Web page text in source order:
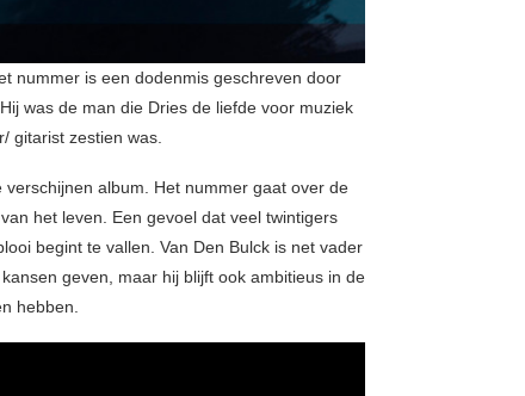
nummer is een dodenmis geschreven door
was de man die Dries de liefde voor muziek
gitarist zestien was.
album. Het nummer gaat over de
het leven. Een gevoel dat veel twintigers
begint te vallen. Van Den Bulck is net vader
geven, maar hij blijft ook ambitieus in de
hebben.